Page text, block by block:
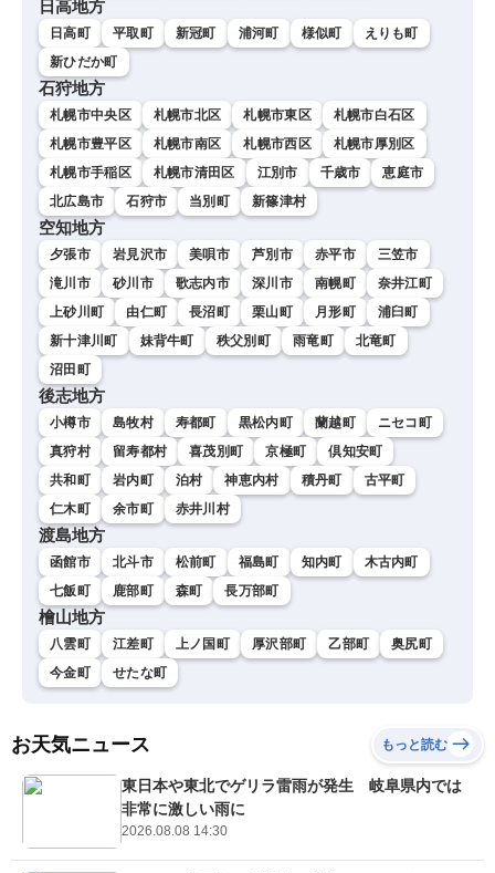
日高地方
日高町 平取町 新冠町 浦河町 様似町
えりも町
新ひだか町
石狩地方
札幌市中央区 札幌市北区 札幌市東区
札幌市白石区
札幌市豊平区
札幌市南区 札幌市西区
札幌市厚別区
札幌市手稲区
札幌市清田区 江別市 千歳市
恵庭市
北広島市
石狩市 当別町 新篠津村
空知地方
夕張市 岩見沢市 美唄市 芦別市 赤平市
三笠市
滝川市
砂川市 歌志内市 深川市 南幌町
奈井江町
上砂川町
由仁町 長沼町 栗山町 月形町
浦臼町
新十津川町
妹背牛町 秩父別町 雨竜町
北竜町
沼田町
後志地方
小樽市 島牧村 寿都町 黒松内町 蘭越町
ニセコ町
真狩村
留寿都村 喜茂別町 京極町
倶知安町
共和町
岩内町 泊村 神恵内村 積丹町
古平町
仁木町
余市町 赤井川村
渡島地方
函館市 北斗市 松前町 福島町 知内町
木古内町
七飯町
鹿部町 森町 長万部町
檜山地方
八雲町 江差町 上ノ国町 厚沢部町 乙部町
奥尻町
今金町
せたな町
お天気ニュース もっと読む
東日本や東北でゲリラ雷雨が発生 岐阜県内では
非常に激しい雨に
2026.08.08 14:30